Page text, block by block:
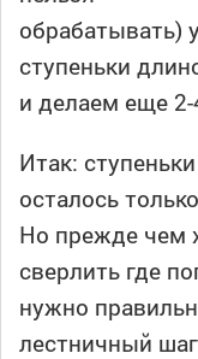
обрабатывать)
ступеньки
и делаем еще 2-
Итак:
осталось
Но прежде чем
сверлить где
нужно
лестничный